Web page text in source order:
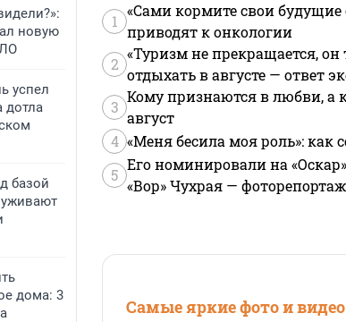
новую
успел
дотла
базой
дома: 3
1
«Сами кормите свои
приводят к онкологии
2
«Туризм не прекращается, он
отдыхать в августе — ответ
3
Кому признаются в любви, а
август
4 «Меня бесила моя роль»: как
5
Его номинировали на
«Вор» Чухрая — фоторепортаж
Самые яркие фото и